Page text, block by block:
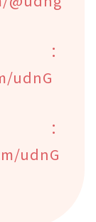
udnG
udnG